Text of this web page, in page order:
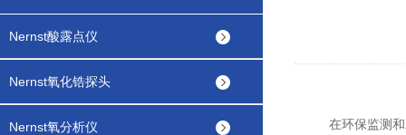
Nernst酸露点仪
Nernst氧化锆探头
Nernst氧分析仪
在环保监测和